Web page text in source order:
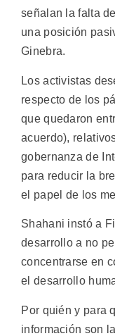
señalan la falta
una posición
Ginebra.
Los activistas
respecto de los
que quedaron
acuerdo),
gobernanza de
para reducir la
el papel de los
Shahani instó a
desarrollo a no
concentrarse en
el desarrollo
Por quién y para
información son